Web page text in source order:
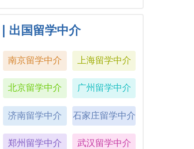
出国留学中介
南京留学中介 上海留学中介
北京留学中介 广州留学中介
济南留学中介 石家庄留学中介
郑州留学中介 武汉留学中介